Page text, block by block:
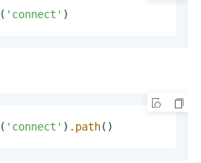
( 'connect' )
( 'connect' ) .path()